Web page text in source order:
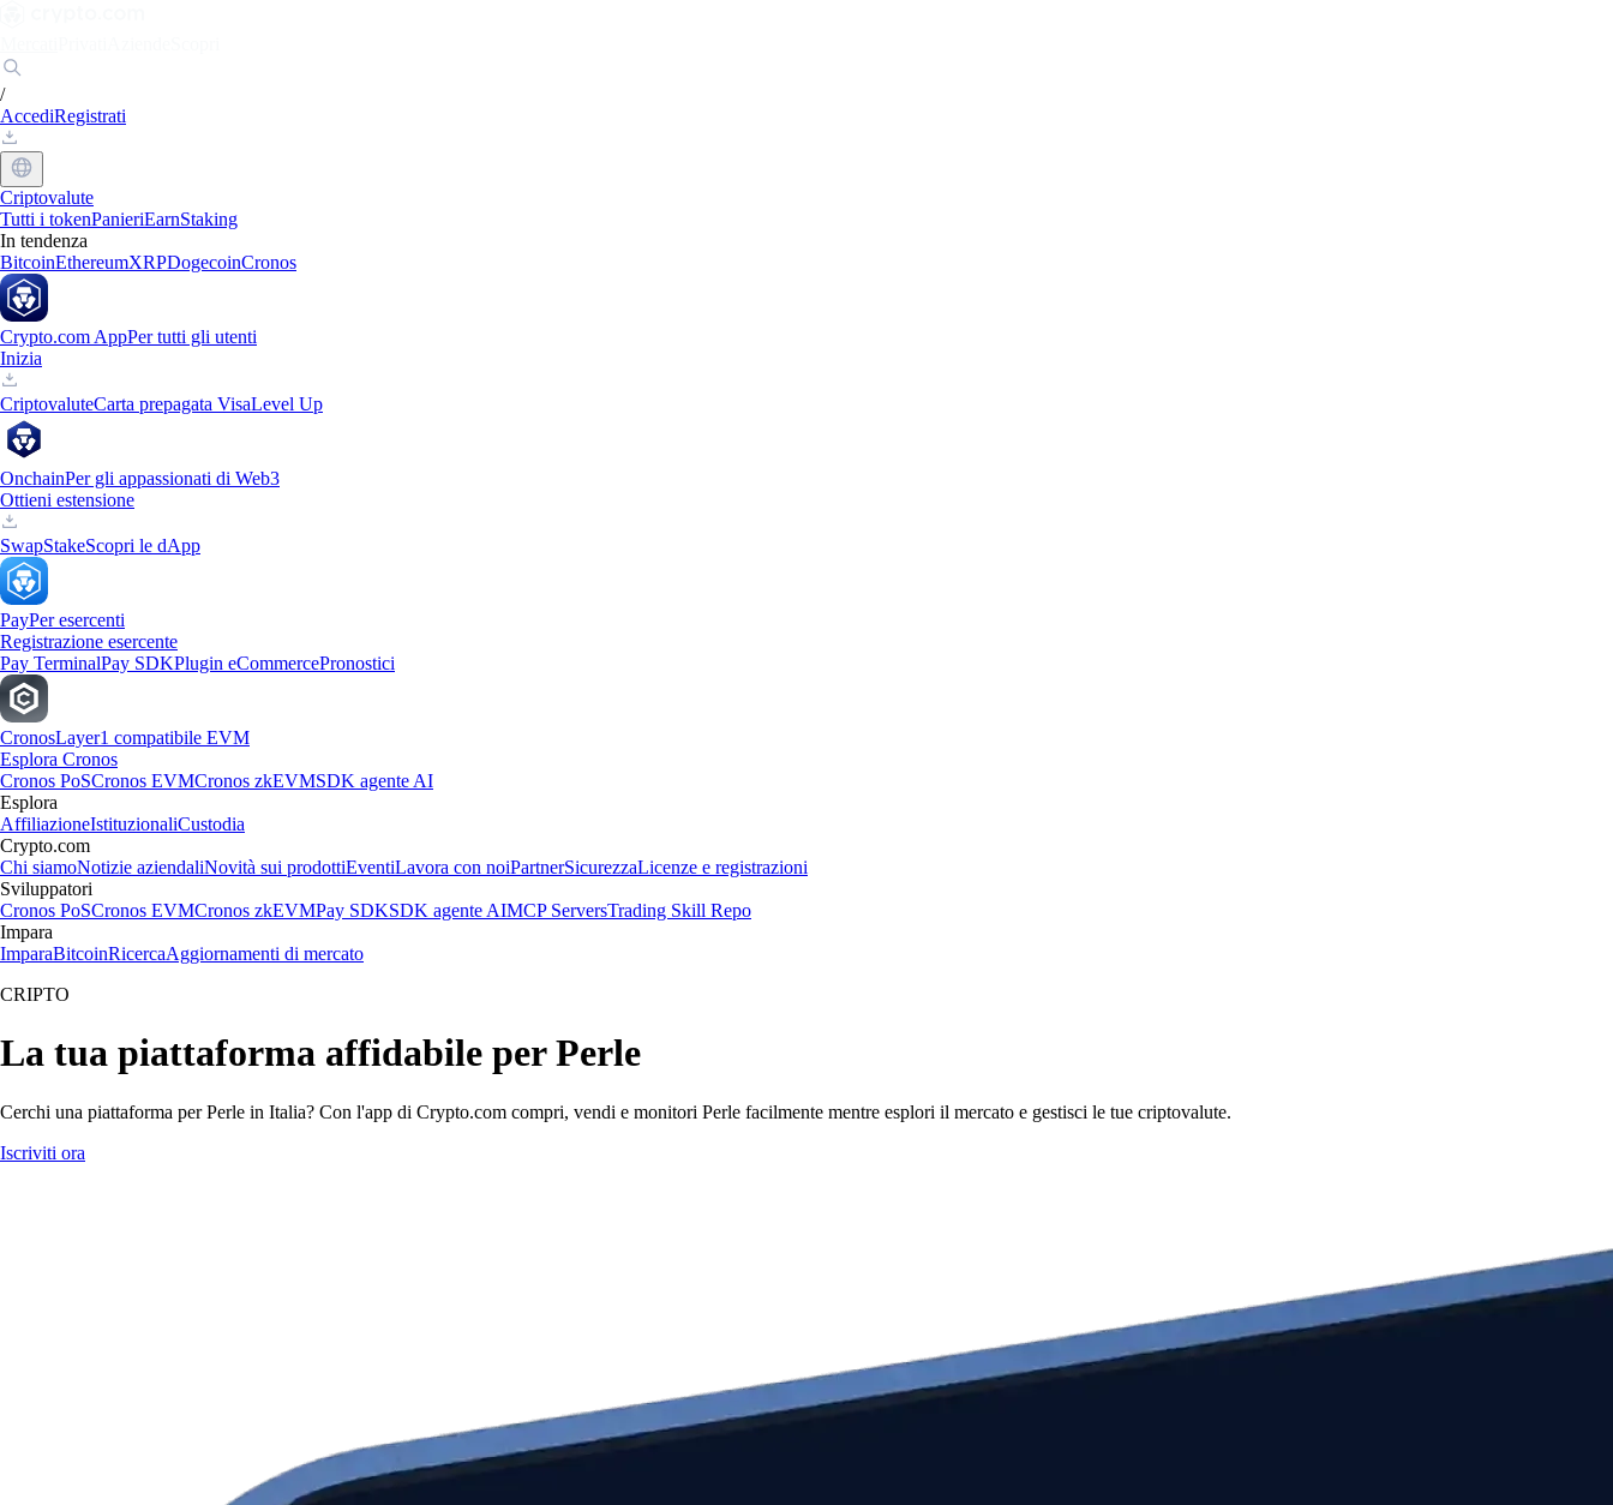
/
AccediRegistrati
Criptovalute
Tutti i tokenPanieriEarnStaking
In tendenza
BitcoinEthereumXRPDogecoinCronos
Crypto.com AppPer tutti gli utenti
Inizia
CriptovaluteCarta prepagata VisaLevel Up
OnchainPer gli appassionati di Web3
Ottieni estensione
SwapStakeScopri le dApp
PayPer esercenti
Registrazione esercente
Pay TerminalPay SDKPlugin eCommercePronostici
CronosLayer1 compatibile EVM
Esplora Cronos
Cronos PoSCronos EVMCronos zkEVMSDK agente AI
Esplora
AffiliazioneIstituzionaliCustodia
Crypto.com
Chi siamoNotizie aziendaliNovità sui prodottiEventiLavora con noiPartnerSicurezzaLicenze e registrazioni
Sviluppatori
Cronos PoSCronos EVMCronos zkEVMPay SDKSDK agente AIMCP ServersTrading Skill Repo
Impara
ImparaBitcoinRicercaAggiornamenti di mercato
CRIPTO
La tua piattaforma affidabile per Perle
Cerchi una piattaforma per Perle in Italia? Con l'app di Crypto.com compri, vendi e monitori Perle facilmente mentre esplori il mercato e gestisci le tue criptovalute.
Iscriviti ora